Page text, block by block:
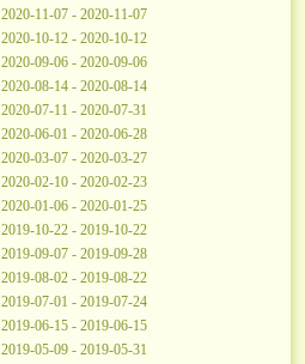
2020-11-07 - 2020-11-07
2020-10-12 - 2020-10-12
2020-09-06 - 2020-09-06
2020-08-14 - 2020-08-14
2020-07-11 - 2020-07-31
2020-06-01 - 2020-06-28
2020-03-07 - 2020-03-27
2020-02-10 - 2020-02-23
2020-01-06 - 2020-01-25
2019-10-22 - 2019-10-22
2019-09-07 - 2019-09-28
2019-08-02 - 2019-08-22
2019-07-01 - 2019-07-24
2019-06-15 - 2019-06-15
2019-05-09 - 2019-05-31